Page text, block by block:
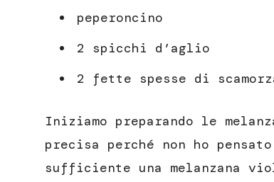
peperoncino
2 spicchi d’aglio
2 fette spesse di
Iniziamo preparando le
precisa perché non ho
sufficiente una melanzana